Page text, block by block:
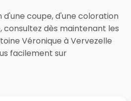
d'une coupe, d'une coloration
consultez dès maintenant les
Véronique à Vervezelle
facilement sur